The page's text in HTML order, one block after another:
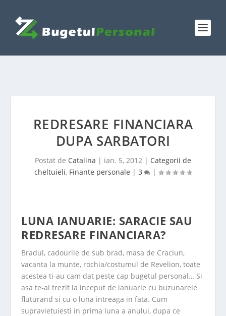
REDRESARE FINANCIARA
DUPA SARBATORI
Postat de Catalina | ian. 5, 2012 | Categorii de
cheltuieli, Finante personale | 3 |
LUNA IANUARIE: SARACIE SAU
REDRESARE FINANCIARA?
Bradul, cadourile de sub brad, masa de Craciun,
vacanta la munte, rochia/costumul de Revelion, toate
acestea ti-au cam dat peste cap bugetul personal… Si
asa te-ai trezit la inceput de ianuarie cu buzunarele
fluturand si cu o luna intreaga in fata. Cum
supravietuiesti in prima luna a anului, dupa ce